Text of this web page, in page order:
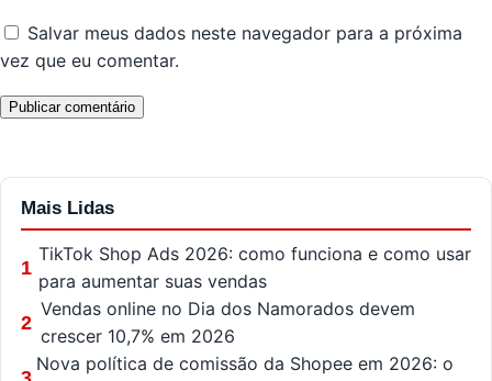
Salvar meus dados neste navegador para a próxima
vez que eu comentar.
Mais Lidas
1
TikTok Shop Ads 2026: como funciona e como usar
para aumentar suas vendas
2
Vendas online no Dia dos Namorados devem
crescer 10,7% em 2026
Nova política de comissão da Shopee em 2026: o